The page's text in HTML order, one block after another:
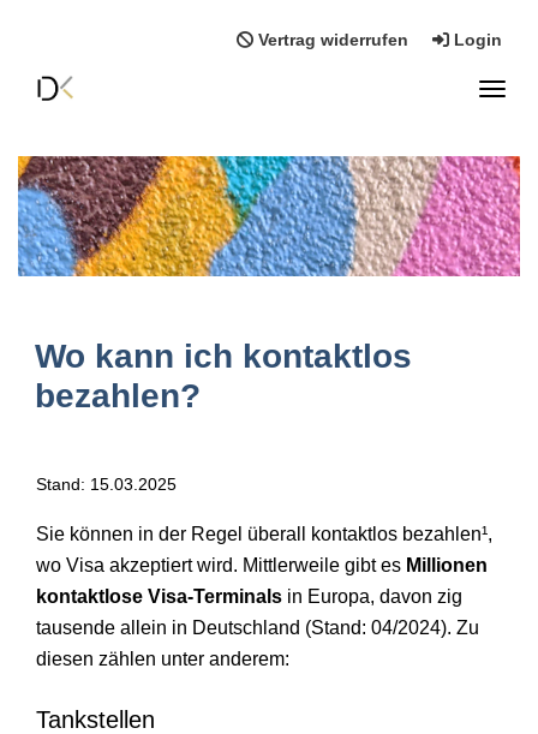
Vertrag widerrufen Login
Wo kann ich kontaktlos
bezahlen?
Stand: 15.03.2025
Sie können in der Regel überall kontaktlos bezahlen¹,
wo Visa akzeptiert wird. Mittlerweile gibt es Millionen
kontaktlose Visa-Terminals in Europa, davon zig
tausende allein in Deutschland (Stand: 04/2024). Zu
diesen zählen unter anderem:
Tankstellen